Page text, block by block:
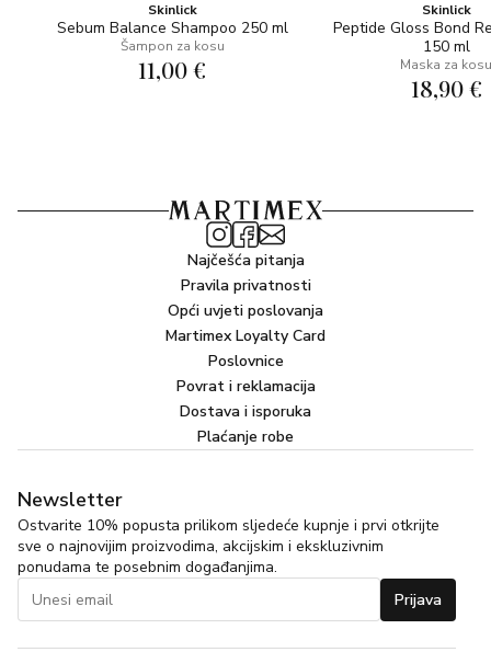
Skinlick
Sebum Balance Shampoo 250 ml
Šampon za kosu
11,00 €
Skinlick
Peptide Gloss Bond
150 ml
Maska za kosu
18,90 €
Najčešća pitanja
Pravila privatnosti
Opći uvjeti poslovanja
Martimex Loyalty Card
Poslovnice
Povrat i reklamacija
Dostava i isporuka
Plaćanje robe
Newsletter
Ostvarite 10% popusta prilikom sljedeće kupnje i prvi otkrijte
sve o najnovijim proizvodima, akcijskim i ekskluzivnim
ponudama te posebnim događanjima.
Prijava